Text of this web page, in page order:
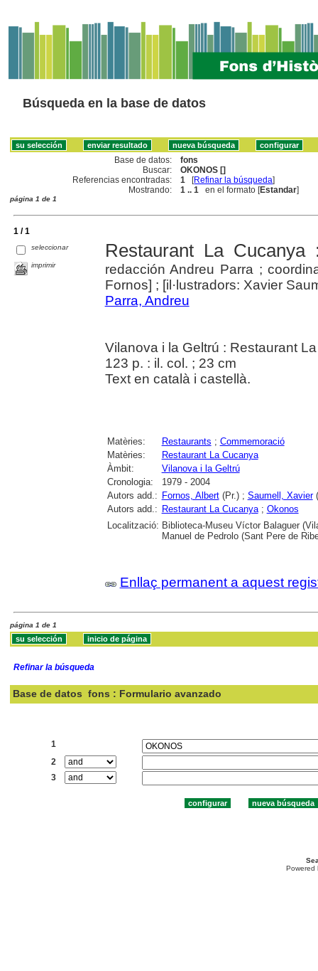
Búsqueda en la base de datos
Base de datos:
fons
Buscar:
OKONOS []
Referencias encontradas:
1 [Refinar la búsqueda]
Mostrando:
1 .. 1 en el formato [Estandar]
página 1 de 1
1 / 1
seleccionar
imprimir
Restaurant La
redacción Andreu Parra ;
Fornos] ; [il·lustradors: Xavier
Parra, Andreu
Vilanova i la Geltrú : Restaurant
123 p. : il. col. ; 23 cm
Text en català i castellà.
Matèries: Restaurants ; Commemoració
Matèries:
Restaurant La Cucanya
Àmbit:
Vilanova i la Geltrú
Cronologia:
1979 - 2004
Autors add.: Fornos, Albert(Pr.) ; Saumell, Xavier
Autors add.: Restaurant La Cucanya; Okonos
Localització: Biblioteca-Museu Víctor Balaguer
Manuel de Pedrolo (Sant Pere de
Enllaç permanent a aquest
página 1 de 1
Refinar la búsqueda
Base de datos fons : Formulario avanzado
1
2
3